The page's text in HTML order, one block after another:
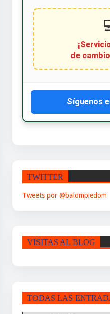
de
Síguenos
TWITTER
Tweets por @balompiedom
VISITAS AL BLOG
TODAS LAS